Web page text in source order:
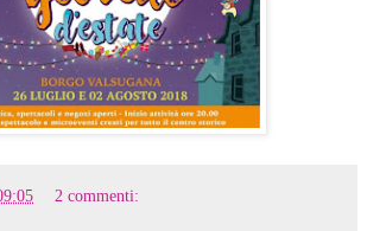
2 commenti: